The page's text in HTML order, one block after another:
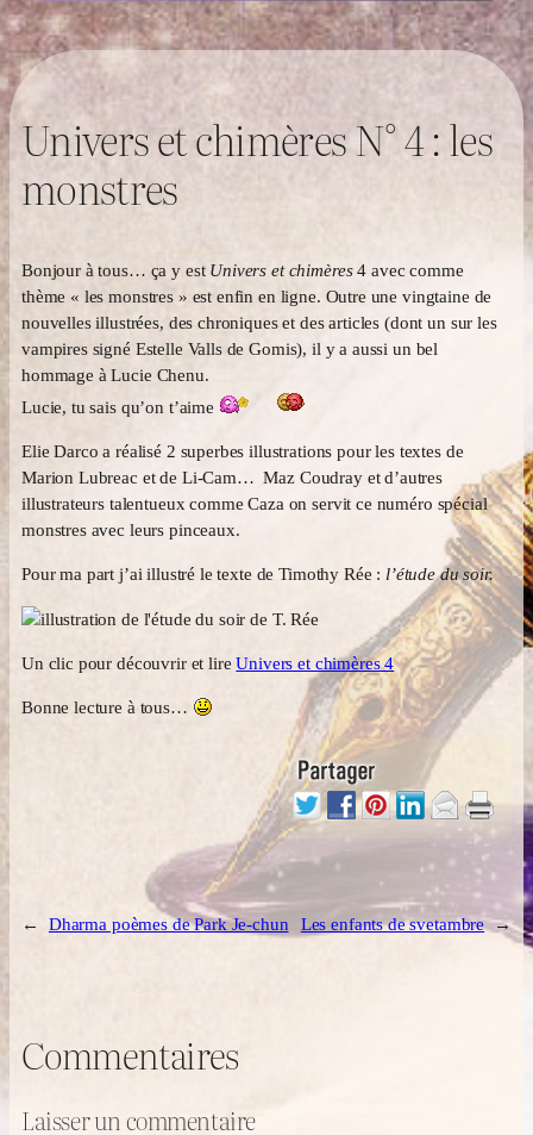
Univers et chimères N° 4 : les
monstres
Bonjour à tous… ça y est Univers et chimères4 avec comme
thème « les monstres » est enfin en ligne. Outre une vingtaine de
nouvelles illustrées, des chroniques et des articles (dont un sur les
vampires signé Estelle Valls de Gomis), il y a aussi un bel
hommage à Lucie Chenu.
Lucie, tu sais qu’on t’aime
Elie Darco a réalisé 2 superbes illustrations pour les textes de
Marion Lubreac et de Li-Cam… Maz Coudray et d’autres
illustrateurs talentueux comme Caza on servit ce numéro spécial
monstres avec leurs pinceaux.
Pour ma part j’ai illustré le texte de Timothy Rée : l’étude du soir.
Un clic pour découvrir et lireUnivers et chimères 4
Bonne lecture à tous…
← Dharma poèmes de Park Je-chun Les enfants de svetambre →
Commentaires
Laisser un commentaire